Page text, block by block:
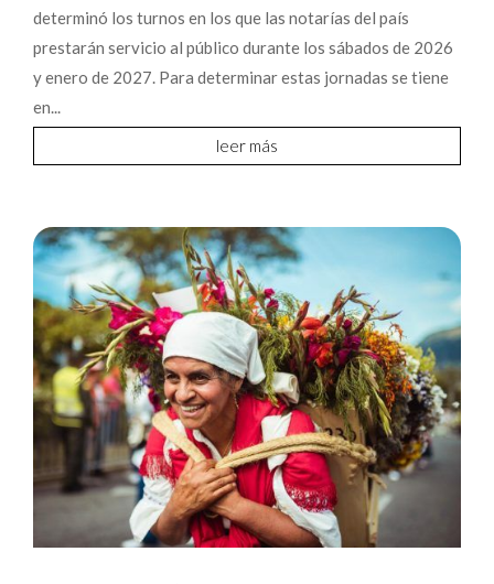
determinó los turnos en los que las notarías del país
prestarán servicio al público durante los sábados de 2026
y enero de 2027. Para determinar estas jornadas se tiene
en...
leer más